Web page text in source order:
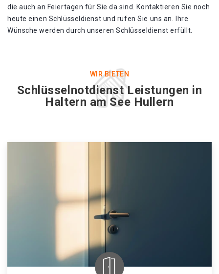
die auch an Feiertagen für Sie da sind. Kontaktieren Sie noch
heute einen Schlüsseldienst und rufen Sie uns an. Ihre
Wünsche werden durch unseren Schlüsseldienst erfüllt.
WIR BIETEN
Schlüsselnotdienst Leistungen in
Haltern am See Hullern